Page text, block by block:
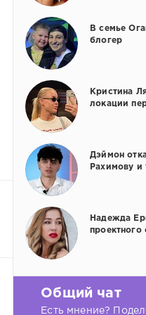
В семье
блогер
Кристина
локации
Дэймон
Рахимову и
Надежда
проектного
Общий чат
Есть мнение?